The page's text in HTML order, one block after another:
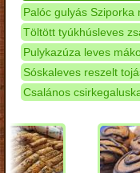
Palóc gulyás Sziporka
Töltött tyúkhúsleves
Pulykazúza leves
Sóskaleves reszelt
Csalános